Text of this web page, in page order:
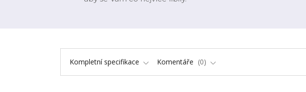
Kompletní specifikace Komentáře 0